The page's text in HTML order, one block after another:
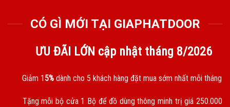
CÓ GÌ MỚI TẠI GIAPHATDOOR
ƯU ĐÃI LỚN cập nhật tháng 8/2026
Giảm 15% dành cho 5 khách hàng đặt mua sớm nhất mỗi tháng
Tặng mỗi bộ cửa 1 Bộ để đồ dùng thông minh trị giá 250.000